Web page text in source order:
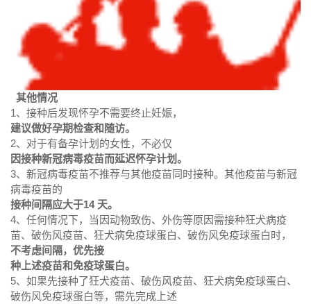
其他情况
1、接种后发现怀孕不需要终止妊娠，
建议做好孕期检查和随访。
2、对于有备孕计划的女性，不必仅
因接种新冠病毒疫苗而延迟怀孕计划。
3、新冠病毒疫苗不推荐与其他疫苗同时接种。其他疫苗与新冠
病毒疫苗的
接种间隔应大于14 天。
4、任何情况下，当因动物致伤、外伤等原因需接种狂犬病疫
苗、破伤风疫苗、狂犬病免疫球蛋白、破伤风免疫球蛋白时，
不考虑间隔，优先接
种上述疫苗和免疫球蛋白。
5、如果先接种了狂犬疫苗、破伤风疫苗、狂犬病免疫球蛋白、
破伤风免疫球蛋白等，需先完成上述